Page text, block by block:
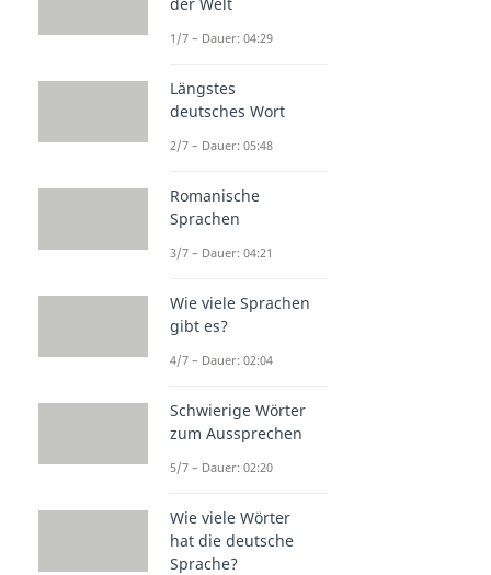
1/7 – Dauer: 04:29
Längstes
deutsches Wort
2/7 – Dauer: 05:48
Romanische
Sprachen
3/7 – Dauer: 04:21
Wie viele Sprachen
gibt es?
4/7 – Dauer: 02:04
Schwierige Wörter
zum Aussprechen
5/7 – Dauer: 02:20
Wie viele Wörter
hat die deutsche
Sprache?